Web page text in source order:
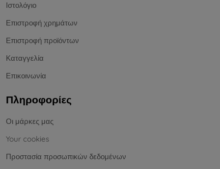
Ιστολόγιο
Επιστροφή χρημάτων
Επιστροφή προϊόντων
Καταγγελία
Επικοινωνία
Πληροφορίες
Οι μάρκες μας
Your cookies
Προστασία προσωπικών δεδομένων